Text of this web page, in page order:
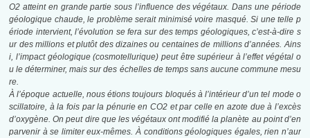
O2 atteint en grande partie sous l’influence des végétaux. Dans une période
géologique chaude, le problème serait minimisé voire masqué. Si une telle p
ériode intervient, l’évolution se fera sur des temps géologiques, c’est-à-dire s
ur des millions etplutôt des dizaines ou centaines de millions d’années. Ains
i, l’impact géologique(cosmotellurique) peut être supérieur à l’effet végétal o
u le déterminer, mais sur des échelles de temps sans aucune commune mesu
re.
À l’époque actuelle, nous étions toujours bloqués à l’intérieur d’un tel mode o
scillatoire, à la fois par la pénurie en CO2 et par celle en azote due à l’excès
d’oxygène. On peut dire que les végétaux ont modifié la planète au point d’en
parvenir à se limiter eux-mêmes. À conditions géologiques égales, rien n’aur